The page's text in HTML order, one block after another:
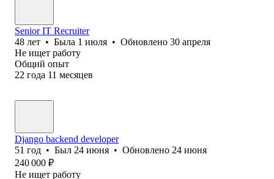
Senior IT Recruiter
48 лет • Была 1 июля • Обновлено 30 апреля
Не ищет работу
Общий опыт
22 года 11 месяцев
Django backend developer
51 год • Был 24 июня • Обновлено 24 июня
240 000 ₽
Не ищет работу